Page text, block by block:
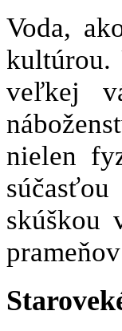
Voda,
kultúrou.
veľkej
nielen
skúškou